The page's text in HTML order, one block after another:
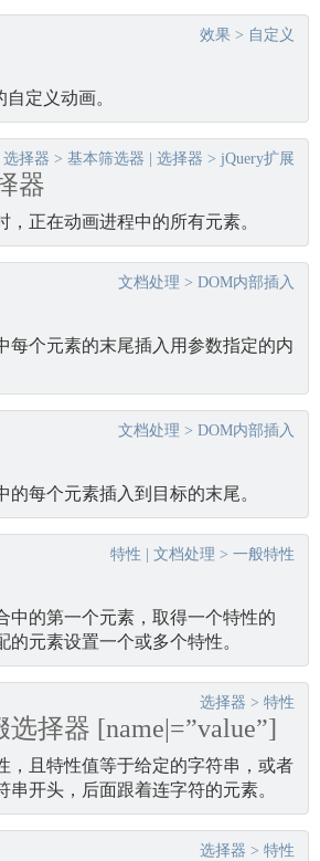
效果 > 自定义
定义动画。
选择器 > 基本筛选器 选择器 > jQuery扩展
器
，正在动画进程中的所有元素。
文档处理 > DOM内部插入
每个元素的末尾插入用参数指定的内
文档处理 > DOM内部插入
的每个元素插入到目标的末尾。
特性 文档处理 > 一般特性
中的第一个元素，取得一个特性的
的元素设置一个或多个特性。
选择器 > 特性
择器 [name|=”value”]
，且特性值等于给定的字符串，或者
串开头，后面跟着连字符的元素。
选择器 > 特性